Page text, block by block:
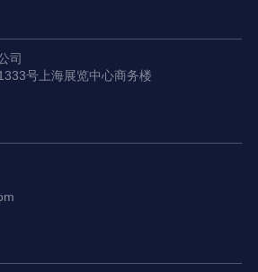
司
号上海展览中心商务楼